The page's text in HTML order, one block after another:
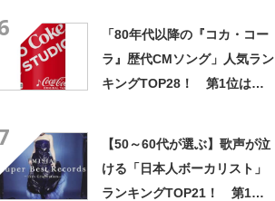
「80年代以降の『コカ・コー
ラ』歴代CMソング」人気ラン
キングTOP28！ 第1位は
【50～60代が選ぶ】歌声が泣
ける「日本人ボーカリスト」
ランキングTOP21！ 第1位